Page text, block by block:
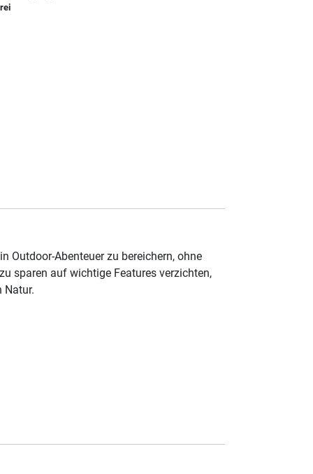
Outdoor-Abenteuer zu bereichern, ohne
sparen auf wichtige Features verzichten,
Natur.